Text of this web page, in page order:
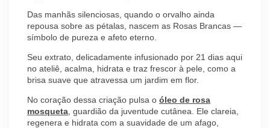
Das manhãs silenciosas, quando o orvalho ainda
repousa sobre as pétalas, nascem as Rosas Brancas —
símbolo de pureza e afeto eterno.
Seu extrato, delicadamente infusionado por 21 dias aqui
no ateliê, acalma, hidrata e traz frescor à pele, como a
brisa suave que atravessa um jardim em flor.
No coração dessa criação pulsa o óleo de rosa
mosqueta , guardião da juventude cutânea. Ele clareia,
regenera e hidrata com a suavidade de um afago,